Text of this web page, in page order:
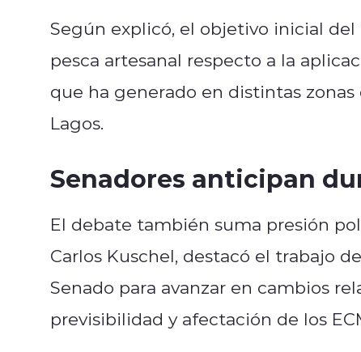
Según explicó, el objetivo inicial
pesca artesanal respecto a la
que ha generado en distintas
Lagos.
Senadores anticipan
El debate también suma presión
Carlos Kuschel, destacó el trabajo
Senado para avanzar en cambios
previsibilidad y afectación de los